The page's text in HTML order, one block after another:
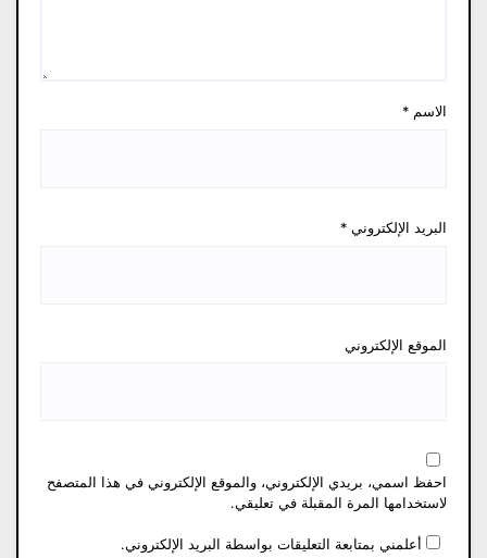
الاسم *
البريد الإلكتروني *
الموقع الإلكتروني
احفظ اسمي، بريدي الإلكتروني، والموقع الإلكتروني في هذا المتصفح
لاستخدامها المرة المقبلة في تعليقي.
أعلمني بمتابعة التعليقات بواسطة البريد الإلكتروني.